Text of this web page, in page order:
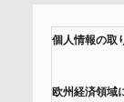
個人情報の取
欧州経済領域